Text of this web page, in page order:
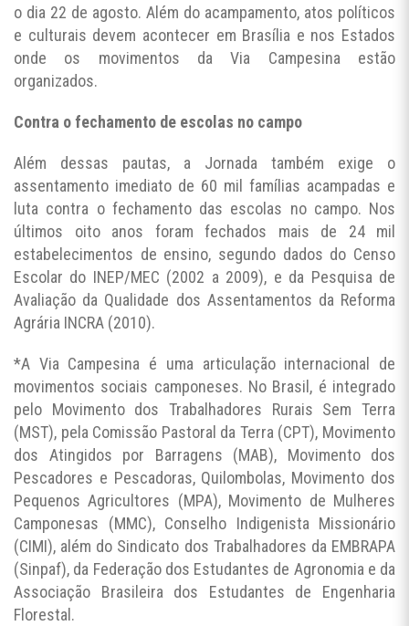
o dia 22 de agosto. Além do acampamento, atos políticos
e culturais devem acontecer em Brasília e nos Estados
onde os movimentos da Via Campesina estão
organizados.
Contra o fechamento de escolas no campo
Além dessas pautas, a Jornada também exige o
assentamento imediato de 60 mil famílias acampadas e
luta contra o fechamento das escolas no campo. Nos
últimos oito anos foram fechados mais de 24 mil
estabelecimentos de ensino, segundo dados do Censo
Escolar do INEP/MEC (2002 a 2009), e da Pesquisa de
Avaliação da Qualidade dos Assentamentos da Reforma
Agrária INCRA (2010).
*A Via Campesina é uma articulação internacional de
movimentos sociais camponeses. No Brasil, é integrado
pelo Movimento dos Trabalhadores Rurais Sem Terra
(MST), pela Comissão Pastoral da Terra (CPT), Movimento
dos Atingidos por Barragens (MAB), Movimento dos
Pescadores e Pescadoras, Quilombolas, Movimento dos
Pequenos Agricultores (MPA), Movimento de Mulheres
Camponesas (MMC), Conselho Indigenista Missionário
(CIMI), além do Sindicato dos Trabalhadores da EMBRAPA
(Sinpaf), da Federação dos Estudantes de Agronomia e da
Associação Brasileira dos Estudantes de Engenharia
Florestal.